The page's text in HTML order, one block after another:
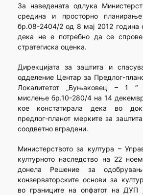
За наведената одлука
средина и просторно
бр.08-2404/2 од 8 мај 2012 година
дека не е потребно да се
стратегиска оценка.
Дирекцијата за заштита и
одделение Центар за Предлог-
Локалитетот „Буњаковец – 1 “
мислење бр.10-280/4 на 14
кое констатирала дека во
предлог-планот мерките за
соодветно вградени.
Министерството за култура –
културното наследство на 22
донела Решение за
конзерваторските основи за
во границите на опфатот на ДУП